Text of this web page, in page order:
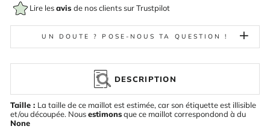
Lire lesavis de nos clients sur Trustpilot
UN DOUTE ? POSE-NOUS TA QUESTION !
DESCRIPTION
Taille : La taille de ce maillot est estimée, car son étiquette est illisible
et/ou découpée. Nousestimonsque ce maillot correspondond à du
None